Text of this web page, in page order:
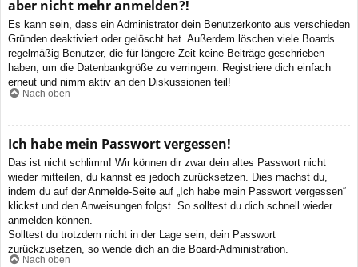
aber nicht mehr anmelden?!
Es kann sein, dass ein Administrator dein Benutzerkonto aus verschieden
Gründen deaktiviert oder gelöscht hat. Außerdem löschen viele Boards
regelmäßig Benutzer, die für längere Zeit keine Beiträge geschrieben
haben, um die Datenbankgröße zu verringern. Registriere dich einfach
erneut und nimm aktiv an den Diskussionen teil!
Nach oben
Ich habe mein Passwort vergessen!
Das ist nicht schlimm! Wir können dir zwar dein altes Passwort nicht
wieder mitteilen, du kannst es jedoch zurücksetzen. Dies machst du,
indem du auf der Anmelde-Seite auf „Ich habe mein Passwort vergessen“
klickst und den Anweisungen folgst. So solltest du dich schnell wieder
anmelden können.
Solltest du trotzdem nicht in der Lage sein, dein Passwort
zurückzusetzen, so wende dich an die Board-Administration.
Nach oben